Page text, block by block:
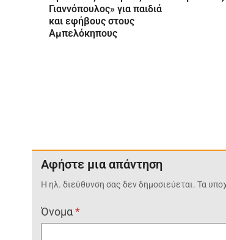
Γιαννόπουλος» για παιδιά
και εφήβους στους
Αμπελόκηπους
Αφήστε μια απάντηση
Η ηλ. διεύθυνση σας δεν δημοσιεύεται. Τα
Όνομα*